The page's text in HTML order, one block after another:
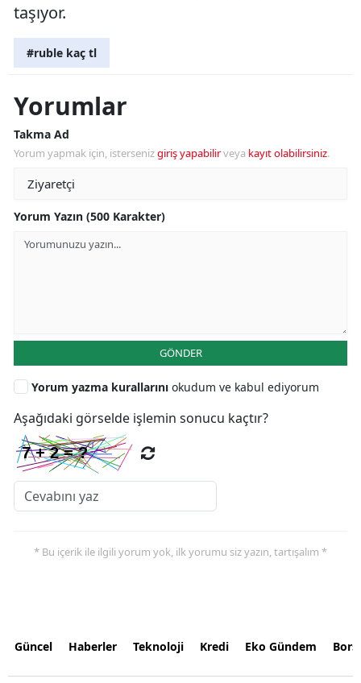
taşıyor.
#ruble kaç tl
Yorumlar
Takma Ad
Yorum yapmak için, istersenizgiriş yapabilirveya kayıt olabilirsiniz.
Yorum Yazın (500 Karakter)
GÖNDER
Yorum yazma kurallarını okudum ve kabul ediyorum
Aşağıdaki görselde işlemin sonucu kaçtır?
* Bu içerik ile ilgili yorum yok, ilk yorumu siz yazın, tartışalım *
Güncel Haberler Teknoloji Kredi Eko Gündem